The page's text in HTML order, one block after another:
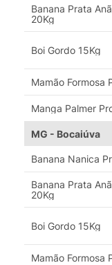
Banana Prata
20Kg
Boi Gordo 15Kg
Mamão Formosa
Manga Palmer
MG - Bocaiúva
Banana Nanica
Banana Prata
20Kg
Boi Gordo 15Kg
Mamão Formosa